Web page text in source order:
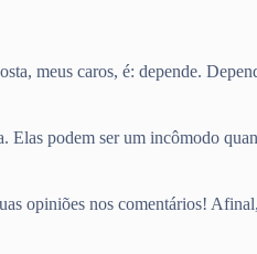
meus caros, é: depende.
podem ser um incômodo
opiniões nos comentários!